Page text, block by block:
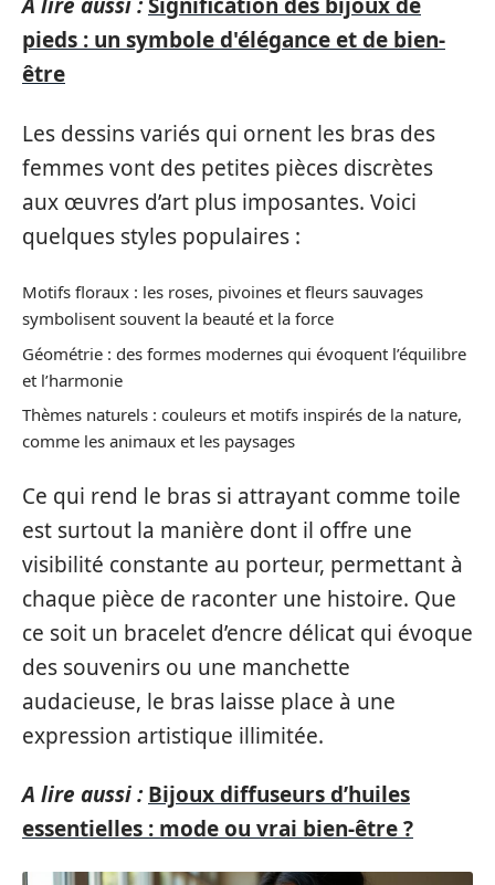
pieds : un symbole d'élégance et de bien-
être
Les dessins variés qui ornent les bras des
femmes vont des petites pièces discrètes
aux œuvres d’art plus imposantes. Voici
quelques styles populaires :
Motifs floraux : les roses, pivoines et fleurs sauvages
symbolisent souvent la beauté et la force
Géométrie : des formes modernes qui évoquent l’équilibre
et l’harmonie
Thèmes naturels : couleurs et motifs inspirés de la nature,
comme les animaux et les paysages
Ce qui rend le bras si attrayant comme toile
est surtout la manière dont il offre une
visibilité constante au porteur, permettant à
chaque pièce de raconter une histoire. Que
ce soit un bracelet d’encre délicat qui évoque
des souvenirs ou une manchette
audacieuse, le bras laisse place à une
expression artistique illimitée.
A lire aussi : Bijoux diffuseurs d’huiles
essentielles : mode ou vrai bien-être ?